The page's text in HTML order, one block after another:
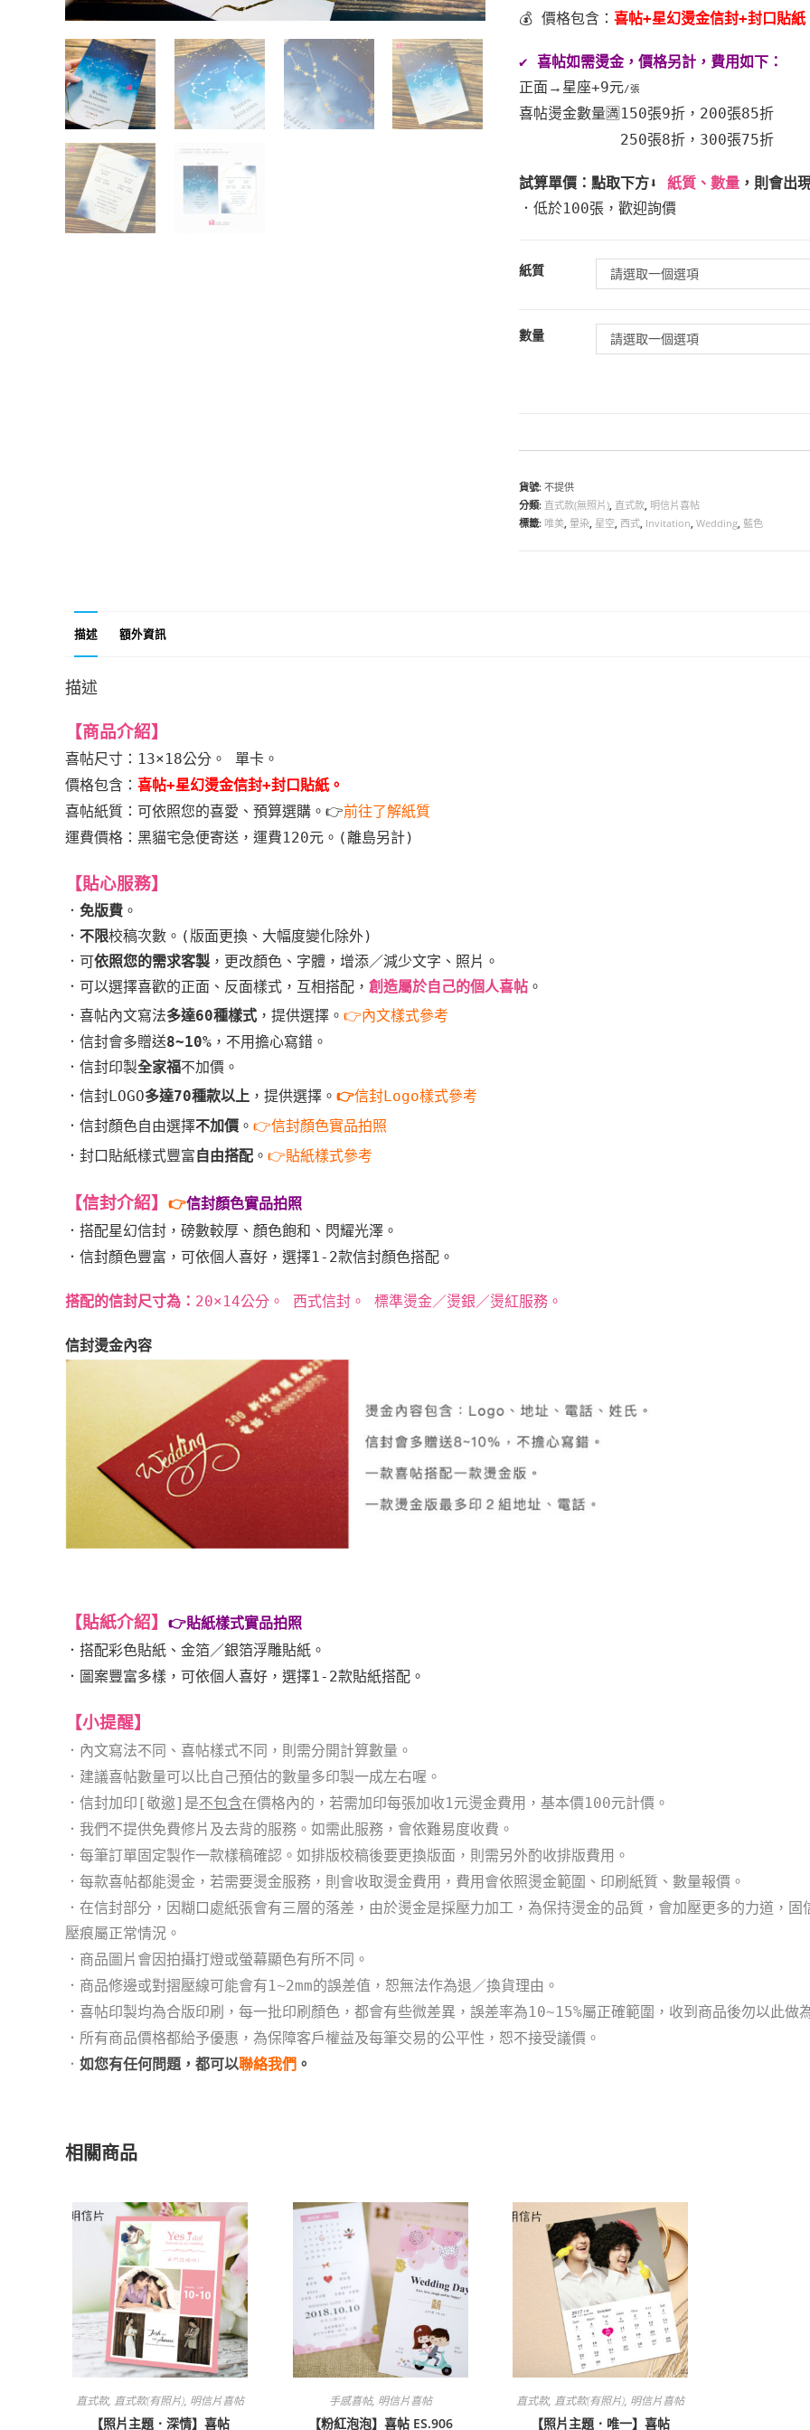
💰 價格包含： 喜帖+星幻燙金信封+封口貼紙
✔️ 喜帖如需燙金，價格另計，費用如下：
正面→星座+9元/張
喜帖燙金數量🈵 150張9折，200張85折
250張8折，300張75折
試算單價：點取下方⬇️ 紙質、數量，則會出
．低於100張，歡迎詢價
紙質 請選取一個選項
數量 請選取一個選項
貨號: 不提供
分類: 直式款(無照片), 直式款, 明信片喜帖
標籤: 唯美, 暈染, 星空, 西式, Invitation, Wedding, 藍色
描述 額外資訊
描述
【商品介紹】
喜帖尺寸：13×18公分。 單卡。
價格包含： 喜帖+星幻燙金信封+封口貼紙。
喜帖紙質：可依照您的喜愛、預算選購。 👉前往了解紙質
運費價格：黑貓宅急便寄送，運費120元。 (離島另計)
【貼心服務】
． 免版費 。
． 不限校稿次數。(版面更換、大幅度變化除外)
．可依照您的需求客製 ，更改顏色、字體，增添／減少文字、照片。
．可以選擇喜歡的正面、反面樣式，互相搭配， 創造屬於自己的個人喜帖 。
．喜帖內文寫法多達60種樣式 ，提供選擇。 👉內文樣式參考
．信封會多贈送8~10% ，不用擔心寫錯。
．信封印製全家福不加價。
．信封LOGO多達70種款以上 ，提供選擇。 👉信封Logo樣式參考
．信封顏色自由選擇不加價 。 👉信封顏色實品拍照
．封口貼紙樣式豐富 自由搭配 。 👉貼紙樣式參考
【信封介紹】 👉信封顏色實品拍照
． 搭配星幻信封，磅數較厚、 顏色飽和、閃耀光澤。
． 信封顏色豐富， 可依個人喜好，選擇1-2款信封顏色搭配。
搭配的信封尺寸為： 20×14公分。 西式信封。 標準燙金／燙銀／燙紅服務。
信封燙金內容
【貼紙介紹】 👉貼紙樣式實品拍照
． 搭配彩色貼紙、金箔／銀箔浮雕貼紙。
． 圖案豐富多樣，可依個人喜好，選擇1-2款貼紙搭配。
【小提醒】
．內文寫法不同、喜帖樣式不同，則需分開計算數量。
． 建議喜帖數量可以比自己預估的數量多印製一成左右喔。
．信封加印[敬邀]是不包含在價格內的，若需加印每張加收1元燙金費用，基本價100元計價。
．我們不提供免費修片及去背的服務。如需此服務，會依難易度收費。
．每筆訂單固定製作一款樣稿確認。如排版校稿後要更換版面，則需另外酌收排版費用。
．每款喜帖都能燙金，若需要燙金服務，則會收取燙金費用，費用會依照燙金範圍、印刷紙質、數量報價。
． 在信封部分，因糊口處紙張會有三層的落差，由於燙金是採壓力加工， 為保持燙金的品質，會加壓更多的力道，固
壓痕屬正常情況 。
．商品圖片會因拍攝打燈或螢幕顯色有所不同。
．商品修邊或對摺壓線可能會有1~2mm的誤差值，恕無法作為退／換貨理由。
． 喜帖印製均為合版印刷，每一批印刷顏色，都會有些微差異，誤差率為10~15%屬正確範圍，收到商品後勿以此做
．所有商品價格都給予優惠，為保障客戶權益及每筆交易的公平性，恕不接受議價。
． 如您有任何問題，都可以聯絡我們 。
相關商品
直式款, 直式款(有照片), 明信片喜帖
【照片主題．深情】喜帖
手感喜帖, 明信片喜帖
【粉紅泡泡】喜帖 ES.906
直式款, 直式款(有照片), 明信片喜帖
【照片主題．唯一】喜帖